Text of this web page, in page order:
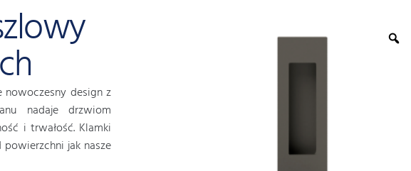
design z
nadaje drzwiom
i trwałość. Klamki
jak nasze